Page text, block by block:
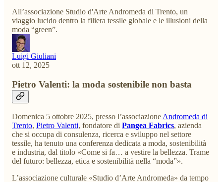
All’associazione Studio d'Arte Andromeda di Trento, un
viaggio lucido dentro la filiera tessile globale e le illusioni della
moda “green”.
Luigi Giuliani
ott 12, 2025
Pietro Valenti: la moda sostenibile non basta
Domenica 5 ottobre 2025, presso l’associazione Andromeda di
Trento, Pietro Valenti, fondatore di Pangea Fabrics, azienda
che si occupa di consulenza, ricerca e sviluppo nel settore
tessile, ha tenuto una conferenza dedicata a moda, sostenibilità
e industria, dal titolo «Come si fa… a vestire la bellezza. Trame
del futuro: bellezza, etica e sostenibilità nella “moda”».
L’associazione culturale «Studio d’Arte Andromeda» da tempo